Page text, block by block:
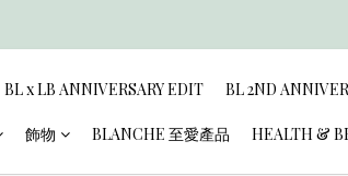
BL x LB ANNIVERSARY EDIT BL 2ND
飾物 BLANCHE 至愛產品 HEALTH &